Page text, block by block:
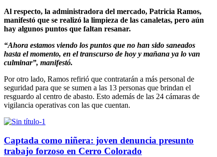
Al respecto, la administradora del mercado, Patricia Ramos,
manifestó que se realizó la limpieza de las canaletas, pero aún
hay algunos puntos que faltan resanar.
“Ahora estamos viendo los puntos que no han sido saneados
hasta el momento, en el transcurso de hoy y mañana ya lo van
culminar”, manifestó.
Por otro lado, Ramos refirió que contratarán a más personal de
seguridad para que se sumen a las 13 personas que brindan el
resguardo al centro de abasto. Esto además de las 24 cámaras de
vigilancia operativas con las que cuentan.
Captada como niñera: joven denuncia presunto
trabajo forzoso en Cerro Colorado